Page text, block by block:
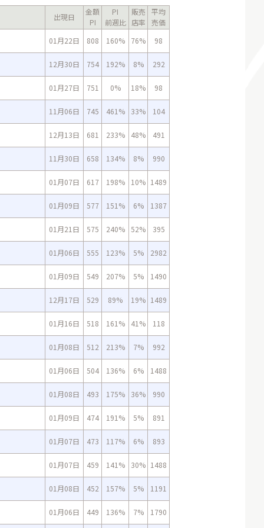
出現日
金額
PI
PI
前週比
販売
店率
平均
売価
01月22日
808 160% 76% 98
12月30日 754 192% 8% 292
01月27日 751 0% 18% 98
11月06日 745 461% 33% 104
12月13日 681 233% 48% 491
11月30日 658 134% 8% 990
01月07日 617 198% 10% 1489
01月09日 577 151% 6% 1387
01月21日 575 240% 52% 395
01月06日 555 123% 5% 2982
01月09日 549 207% 5% 1490
12月17日 529 89% 19% 1489
01月16日 518 161% 41% 118
01月08日 512 213% 7% 992
01月06日 504 136% 6% 1488
01月08日 493 175% 36% 990
01月09日 474 191% 5% 891
01月07日 473 117% 6% 893
01月07日 459 141% 30% 1488
01月08日 452 157% 5% 1191
01月06日 449 136% 7% 1790